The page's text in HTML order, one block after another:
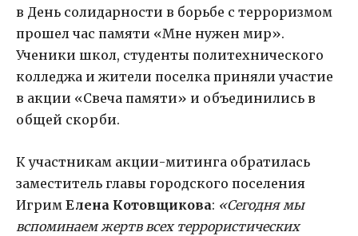
в День солидарности в борьбе с терроризмом
прошел час памяти «Мне нужен мир».
Ученики школ, студенты политехнического
колледжа и жители поселка приняли участие
в акции «Свеча памяти» и объединились в
общей скорби.
К участникам акции-митинга обратилась
заместитель главы городского поселения
Игрим Елена Котовщикова: «Сегодня мы
вспоминаем жертв всех террористических